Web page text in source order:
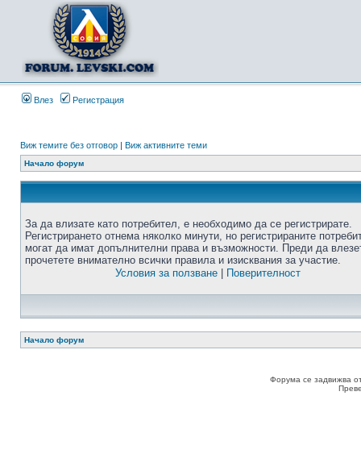
Влез Регистрация
Виж темите без отговор | Виж активните теми
Начало форум
За да влизате като потребител, е необходимо да се регистрирате.
Регистрирането отнема няколко минути, но регистрираните
могат да имат допълнителни права и възможности. Преди да
прочетете внимателно всички правила и изисквания за участие.
Условия за ползване| Поверителност
Начало форум
Форума се задвижва